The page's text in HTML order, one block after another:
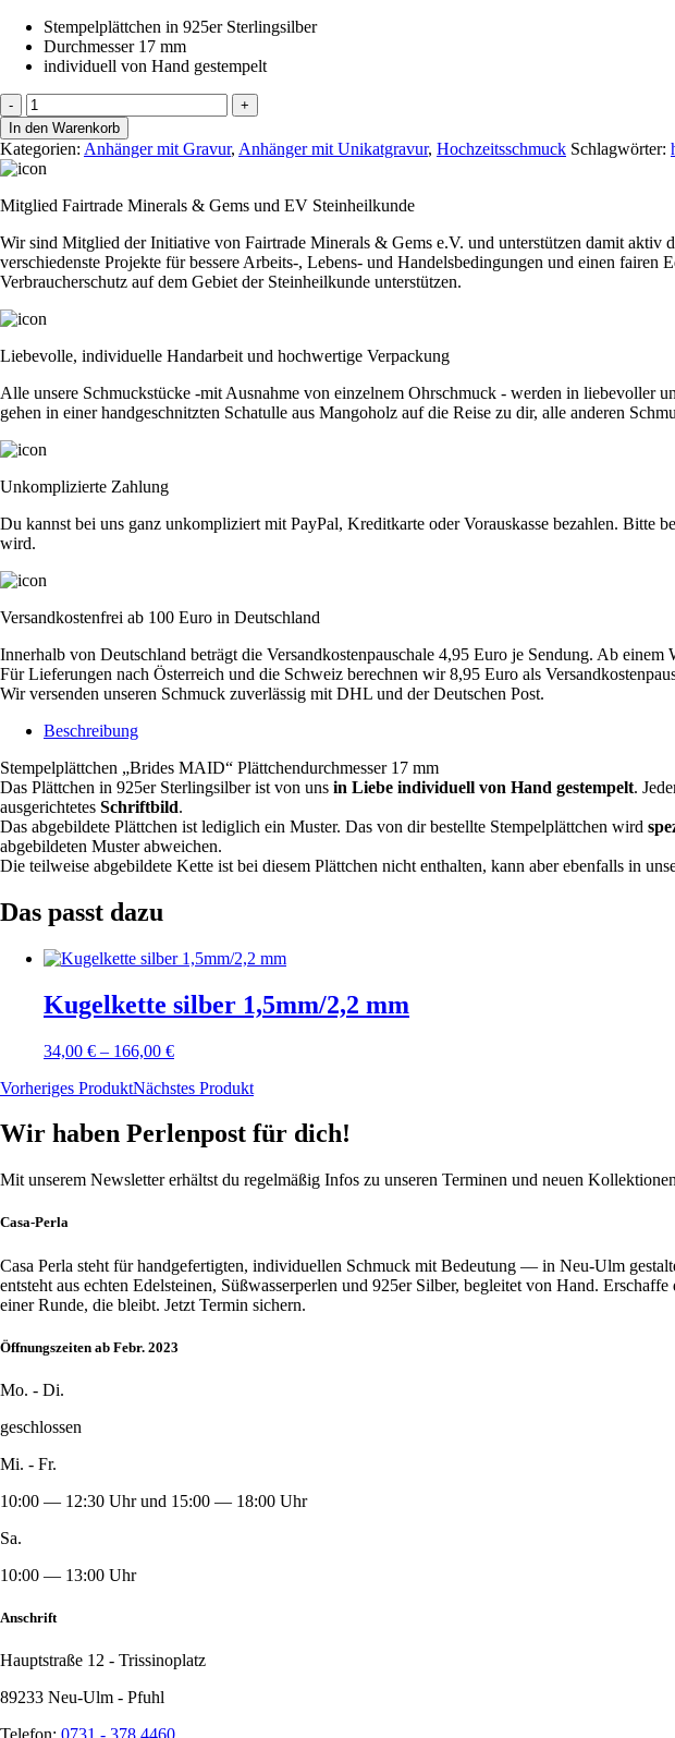
Stempelplättchen in 925er Sterlingsilber
Durchmesser 17 mm
individuell von Hand gestempelt
-
Stamp
it
"Brides
MAID"
Menge
+
In den Warenkorb
Kategorien: Anhänger mit Gravur, Anhänger mit Unikatgravur, Hochzeitsschmuck Schlagwörter:
Mitglied Fairtrade Minerals & Gems und EV Steinheilkunde
Wir sind Mitglied der Initiative von Fairtrade Minerals & Gems e.V. und unterstützen damit
verschiedenste Projekte für bessere Arbeits-, Lebens- und Handelsbedingungen und einen
Verbraucherschutz auf dem Gebiet der Steinheilkunde unterstützen.
Liebevolle, individuelle Handarbeit und hochwertige Verpackung
Alle unsere Schmuckstücke -mit Ausnahme von einzelnem Ohrschmuck - werden in
gehen in einer handgeschnitzten Schatulle aus Mangoholz auf die Reise zu dir, alle anderen
Unkomplizierte Zahlung
Du kannst bei uns ganz unkompliziert mit PayPal, Kreditkarte oder Vorauskasse bezahlen. Bitte
wird.
Versandkostenfrei ab 100 Euro in Deutschland
Innerhalb von Deutschland beträgt die Versandkostenpauschale 4,95 Euro je Sendung. Ab
Für Lieferungen nach Österreich und die Schweiz berechnen wir 8,95 Euro als
Wir versenden unseren Schmuck zuverlässig mit DHL und der Deutschen Post.
Beschreibung
Stempelplättchen „Brides MAID“ Plättchendurchmesser 17 mm
Das Plättchen in 925er Sterlingsilber ist von uns in Liebe individuell von Hand gestempelt.
ausgerichtetes Schriftbild.
Das abgebildete Plättchen ist lediglich ein Muster. Das von dir bestellte Stempelplättchen wird
abgebildeten Muster abweichen.
Die teilweise abgebildete Kette ist bei diesem Plättchen nicht enthalten, kann aber ebenfalls in
Das passt dazu
Kugelkette silber 1,5mm/2,2 mm
34,00 € – 166,00 €
Vorheriges ProduktNächstes Produkt
Wir haben Perlenpost für dich!
Mit unserem Newsletter erhältst du regelmäßig Infos zu unseren Terminen und neuen Kollektionen
Casa-Perla
Casa Perla steht für handgefertigten, individuellen Schmuck mit Bedeutung — in Neu-Ulm
entsteht aus echten Edelsteinen, Süßwasserperlen und 925er Silber, begleitet von Hand.
einer Runde, die bleibt. Jetzt Termin sichern.
Öffnungszeiten ab Febr. 2023
Mo. - Di.
geschlossen
Mi. - Fr.
10:00 — 12:30 Uhr und 15:00 — 18:00 Uhr
Sa.
10:00 — 13:00 Uhr
Anschrift
Hauptstraße 12 - Trissinoplatz
89233 Neu-Ulm - Pfuhl